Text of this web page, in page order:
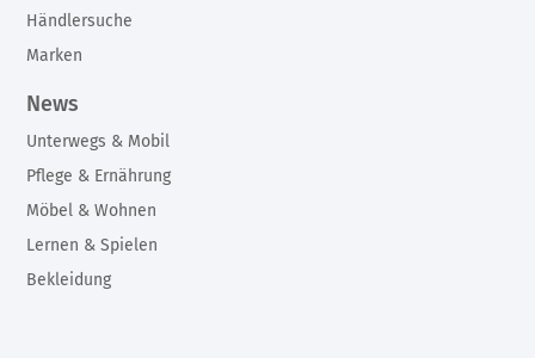
Händlersuche
Marken
News
Unterwegs & Mobil
Pflege & Ernährung
Möbel & Wohnen
Lernen & Spielen
Bekleidung